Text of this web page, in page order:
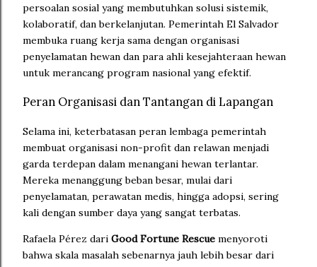
persoalan sosial yang membutuhkan solusi sistemik,
kolaboratif, dan berkelanjutan. Pemerintah El Salvador
membuka ruang kerja sama dengan organisasi
penyelamatan hewan dan para ahli kesejahteraan hewan
untuk merancang program nasional yang efektif.
Peran Organisasi dan Tantangan di Lapangan
Selama ini, keterbatasan peran lembaga pemerintah
membuat organisasi non-profit dan relawan menjadi
garda terdepan dalam menangani hewan terlantar.
Mereka menanggung beban besar, mulai dari
penyelamatan, perawatan medis, hingga adopsi, sering
kali dengan sumber daya yang sangat terbatas.
Rafaela Pérez dari Good Fortune Rescue menyoroti
bahwa skala masalah sebenarnya jauh lebih besar dari